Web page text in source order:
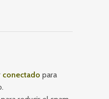
conectado para